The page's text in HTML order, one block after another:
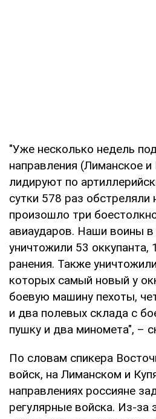
"Уже несколько недель
направления (Лиманское
лидируют по
сутки 578 раз обстреляли
произошло три
авиаударов. Наши воины в
уничтожили 53 оккупанта,
ранения. Также
которых самый новый у
боевую машину пехоты,
и два полевых склада с
пушку и два миномета", –
По словам спикера
войск, на Лиманском и
направлениях россияне
регулярные войска. Из-за